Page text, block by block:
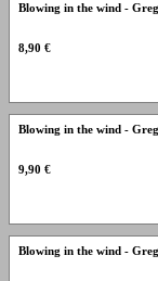
Blowing in the wind -
8,90 €
Blowing in the wind -
9,90 €
Blowing in the wind -